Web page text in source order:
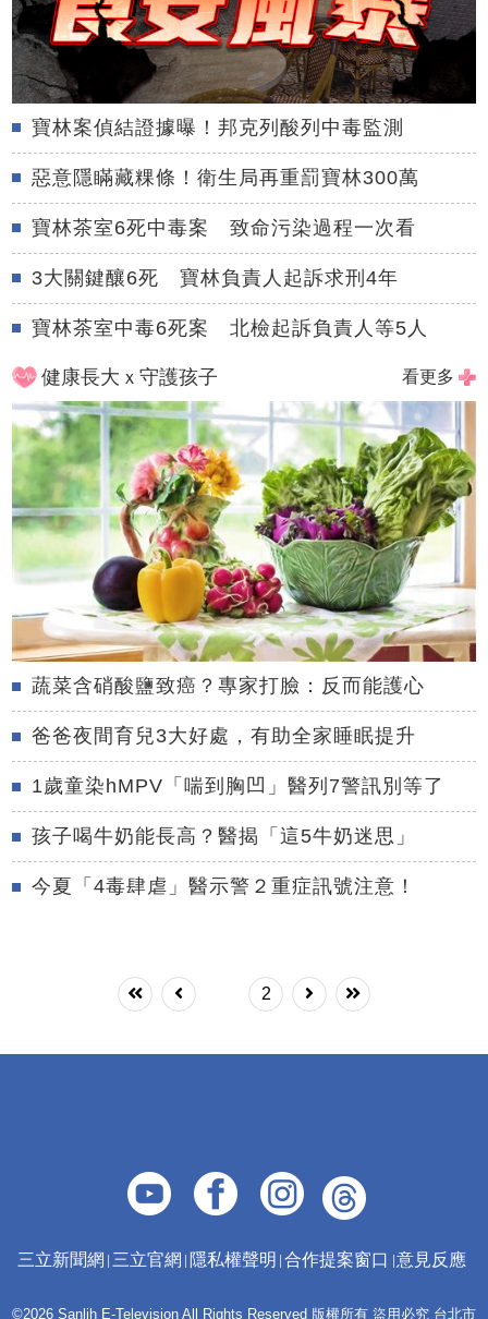
寶林案偵結證據曝！邦克列酸列中毒監測
惡意隱瞞藏粿條！衛生局再重罰寶林300萬
寶林茶室6死中毒案 致命污染過程一次看
3大關鍵釀6死 寶林負責人起訴求刑4年
寶林茶室中毒6死案 北檢起訴負責人等5人
健康長大ｘ守護孩子 看更多
蔬菜含硝酸鹽致癌？專家打臉：反而能護心
爸爸夜間育兒3大好處，有助全家睡眠提升
1歲童染hMPV「喘到胸凹」醫列7警訊別等了
孩子喝牛奶能長高？醫揭「這5牛奶迷思」
今夏「4毒肆虐」醫示警２重症訊號注意！
2
三立新聞網 三立官網 隱私權聲明 合作提案窗口 意見反應
©2026 Sanlih E-Television All Rights Reserved 版權所有 盜用必究 台北市